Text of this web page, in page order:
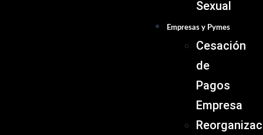
Sexual
Empresas y Pymes
Cesación
de
Pagos
Empresa